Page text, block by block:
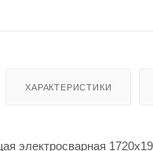
ХАРАКТЕРИСТИКИ
электросварная